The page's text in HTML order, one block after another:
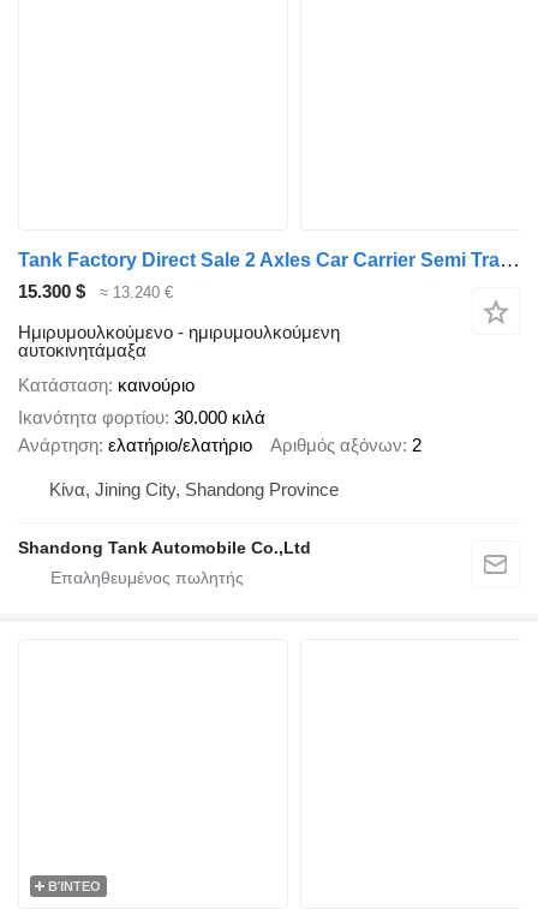
Tank Factory Direct Sale 2 Axles Car Carrier Semi Trailer
15.300 $ ≈ 13.240 €
Ημιρυμουλκούμενο - ημιρυμουλκούμενη
αυτοκινητάμαξα
Κατάσταση καινούριο
Ικανότητα φορτίου 30.000 κιλά
Ανάρτηση ελατήριο/ελατήριο Αριθμός αξόνων 2
Κίνα, Jining City, Shandong Province
Shandong Tank Automobile Co.,Ltd
ΒΊΝΤΕΟ